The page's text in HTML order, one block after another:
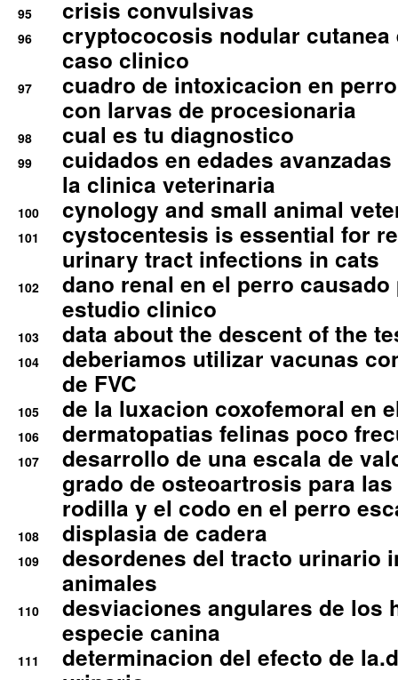
95 crisis convulsivas
96
cryptococosis nodular cutanea
caso clinico
97
cuadro de intoxicacion en
con larvas de procesionaria
98 cual es tu diagnostico
99
cuidados en edades
la clinica veterinaria
100 cynology and small animal
101
cystocentesis is essential for
urinary tract infections in cats
102
dano renal en el perro
estudio clinico
103 data about the descent of the
104
deberiamos utilizar vacunas
de FVC
105 de la luxacion coxofemoral en
106 dermatopatias felinas poco
107
desarrollo de una escala de
grado de osteoartrosis para
rodilla y el codo en el perro
108 displasia de cadera
109
desordenes del tracto urinario
animales
110
desviaciones angulares de los
especie canina
111
determinacion del efecto de